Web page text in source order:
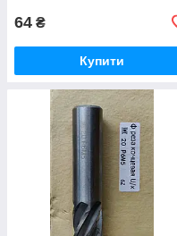
64 ₴
Купити